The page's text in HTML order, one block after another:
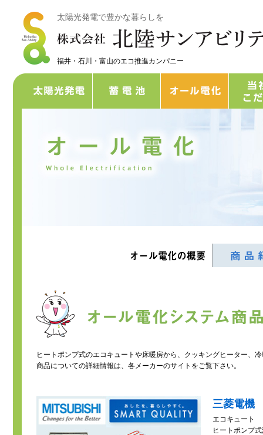
太陽光発電で豊かな暮らしを
福井・石川・富山のエコ推進カンパニー
ヒートポンプ式のエコキュートや床暖房から、クッキングヒーター、
商品についての詳細情報は、各メーカーのサイトをご覧下さい。
三菱電機
エコキュート
ヒートポンプ